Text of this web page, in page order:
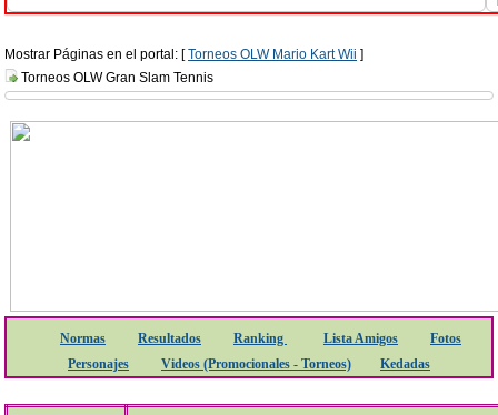
Mostrar Páginas en el portal: [Torneos OLW Mario Kart Wii ]
Torneos OLW Gran Slam Tennis
Normas Resultados Ranking Lista Amigos
Fotos
Personajes
Videos (Promocionales - Torneos) Kedadas